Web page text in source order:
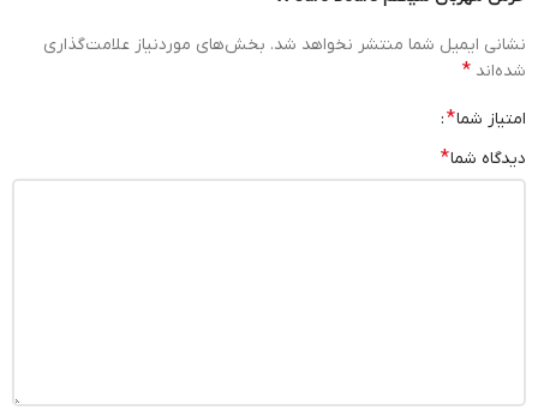
نشانی ایمیل شما منتشر نخواهد شد. بخش‌های موردنیاز علامت‌گذاری
شده‌اند *
امتیاز شما*
دیدگاه شما*